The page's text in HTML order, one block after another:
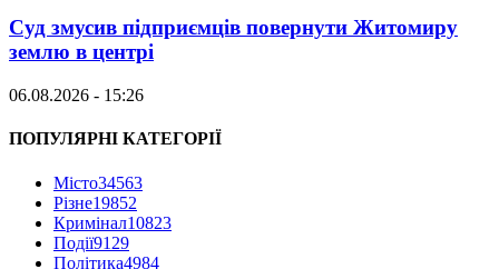
Суд змусив підприємців повернути Житомиру
землю в центрі
06.08.2026 - 15:26
ПОПУЛЯРНІ КАТЕГОРІЇ
Місто34563
Різне19852
Кримінал10823
Події9129
Політика4984